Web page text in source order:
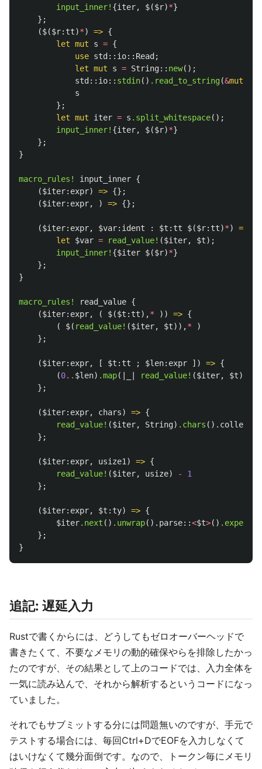
input_inner! {iter, $($r)*}
};
($($r:tt)*) => {
let mut s = {
use std :: io:: Read ;
let mut s = String:: new();
std :: io:: stdin() .read_to_string(&mut
s
};
let mut iter = s .split_whitespace();
input_inner! {iter, $($r)*}
};
}
macro_rules! input_inner {
($iter:expr) => {};
($iter:expr, ) => {};
($iter:expr, $var:ident : $t:tt $($r:tt)*) =>
let
$var = read_value! ($iter, $t);
input_inner! {$iter $($r)*}
};
}
macro_rules! read_value {
($iter:expr, ( $($t:tt),* )) => {
(
$( read_value! ($iter, $t)),*
)
};
($iter:expr, [ $t:tt ; $len:expr ]) => {
(0.. $len) .map(| read_value! ($iter, $t))
};
($iter:expr, chars) => {
read_value! ($iter, String) .chars () .collect
};
($iter:expr, usize1 ) => {
read_value! ($iter, usize) -
1
};
($iter:expr, $t:ty) => {
$iter.next () .unwrap() .parse::<$t>() .expect
};
}
追記: 遅延入力
Rustで書くからには、どうしてもゼロオーバーヘッドで
書きたくて、不要なメモリの動的確保やらを排除したかっ
たのですが、その結果として上のコードでは、入力全体を
一気に読み込んで、それから解析するというコードになっ
ていました。
それでもサブミットする分には問題無いのですが、手元で
テストする場合には、毎回Ctrl+DでEOFを入力しなくて
はいけなくて幾分面倒です。なので、トークン毎にメモリ